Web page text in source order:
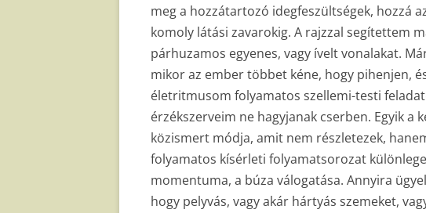
meg a hozzátartozó idegfeszültségek, hozzá
komoly látási zavarokig. A rajzzal segítettem
párhuzamos egyenes, vagy ívelt vonalakat.
mikor az ember többet kéne, hogy pihenjen,
életritmusom folyamatos szellemi-testi
érzékszerveim ne hagyjanak cserben. Egyik a
közismert módja, amit nem részletezek,
folyamatos kísérleti folyamatsorozat
momentuma, a búza válogatása. Annyira
hogy pelyvás, vagy akár hártyás szemeket,